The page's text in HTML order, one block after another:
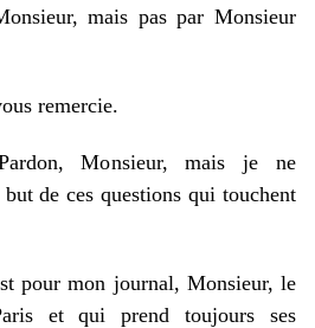
mais pas par Monsieur
remercie.
Monsieur, mais je ne
de ces questions qui touchent
pour mon journal, Monsieur, le
et qui prend toujours ses